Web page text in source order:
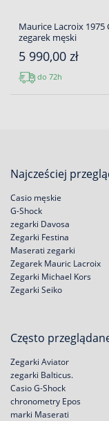
Maurice Lacroix 1975
zegarek męski
5 990,00 zł
do 72h
Najcześciej
Casio męskie
G-Shock
zegarki Davosa
Zegarki Festina
Maserati zegarki
Zegarek Mauric Lacroix
Zegarki Michael Kors
Zegarki Seiko
Często
Zegarki Aviator
zegarki Balticus.
Casio G-Shock
chronometry Epos
marki Maserati